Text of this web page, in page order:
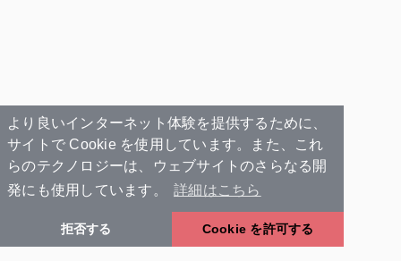
より良いインターネット体験を提供するために、
サイトで Cookie を使用しています。また、これ
らのテクノロジーは、ウェブサイトのさらなる開
発にも使用しています。
詳細はこちら
拒否する Cookie を許可する